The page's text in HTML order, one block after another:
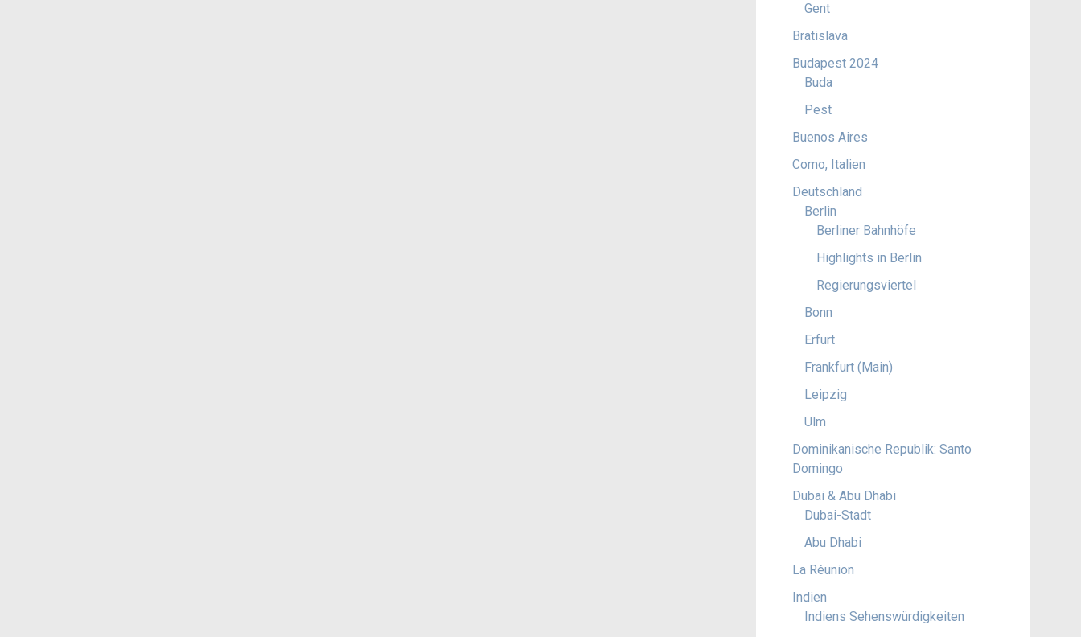
Gent
Bratislava
Budapest 2024
Buda
Pest
Buenos Aires
Como, Italien
Deutschland
Berlin
Berliner Bahnhöfe
Highlights in Berlin
Regierungsviertel
Bonn
Erfurt
Frankfurt (Main)
Leipzig
Ulm
Dominikanische Republik: Santo
Domingo
Dubai & Abu Dhabi
Dubai-Stadt
Abu Dhabi
La Réunion
Indien
Indiens Sehenswürdigkeiten